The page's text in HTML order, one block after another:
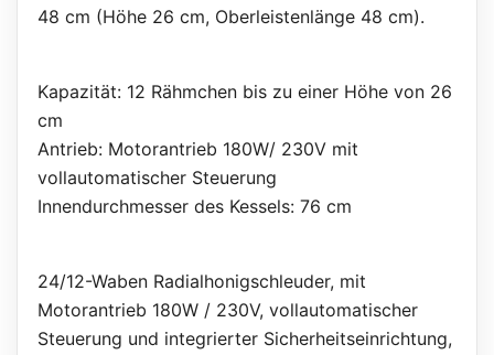
48 cm (Höhe 26 cm, Oberleistenlänge 48 cm).
Kapazität: 12 Rähmchen bis zu einer Höhe von 26
cm
Antrieb: Motorantrieb 180W/ 230V mit
vollautomatischer Steuerung
Innendurchmesser des Kessels: 76 cm
24/12-Waben Radialhonigschleuder, mit
Motorantrieb 180W / 230V, vollautomatischer
Steuerung und integrierter Sicherheitseinrichtung,